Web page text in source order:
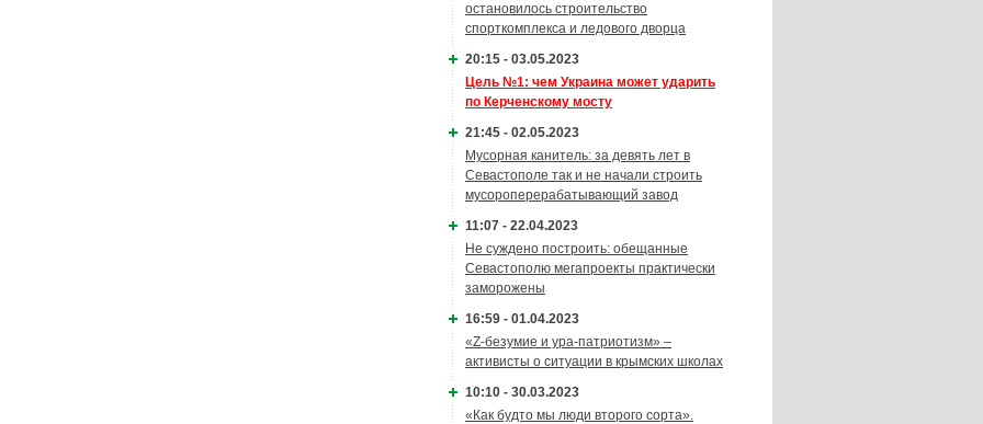
остановилось строительство
спорткомплекса и ледового дворца
20:15 - 03.05.2023
Цель №1: чем Украина может ударить
по Керченскому мосту
21:45 - 02.05.2023
Мусорная канитель: за девять лет в
Севастополе так и не начали строить
мусороперерабатывающий завод
11:07 - 22.04.2023
Не суждено построить: обещанные
Севастополю мегапроекты практически
заморожены
16:59 - 01.04.2023
«Z-безумие и ура-патриотизм» –
активисты о ситуации в крымских школах
10:10 - 30.03.2023
«Как будто мы люди второго сорта».